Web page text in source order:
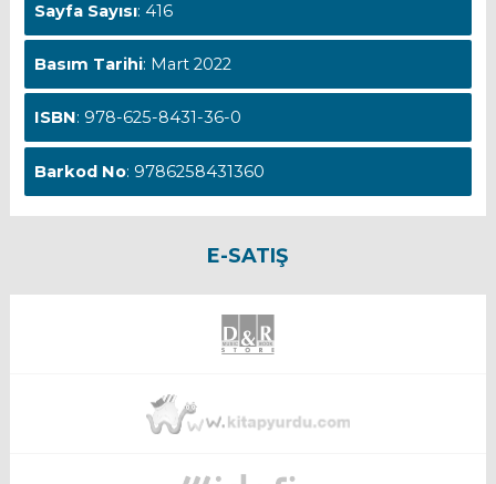
Sayfa Sayısı: 416
Basım Tarihi: Mart 2022
ISBN: 978-625-8431-36-0
Barkod No: 9786258431360
E-SATIŞ